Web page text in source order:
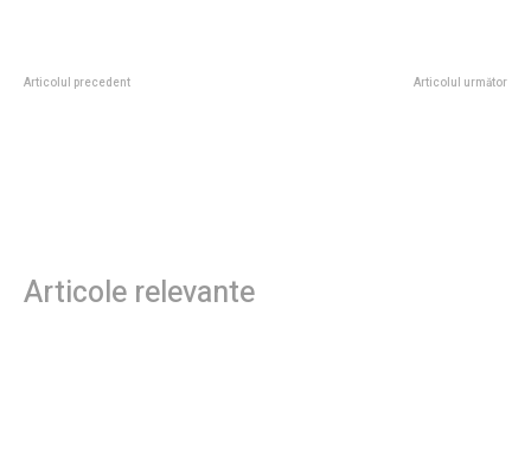
Articolul precedent Articolul următor
Articole relevante